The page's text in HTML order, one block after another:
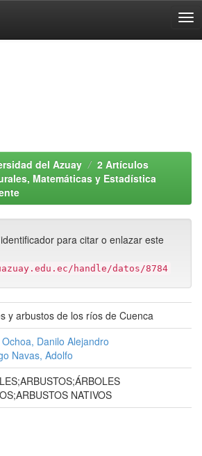
del Azuay
2 Artículos
Matemáticas y Estadística
para citar o enlazar este
handle/datos/8784
y arbustos de los ríos de Cuenca
Danilo Alejandro
Navas, Adolfo
NATIVOS